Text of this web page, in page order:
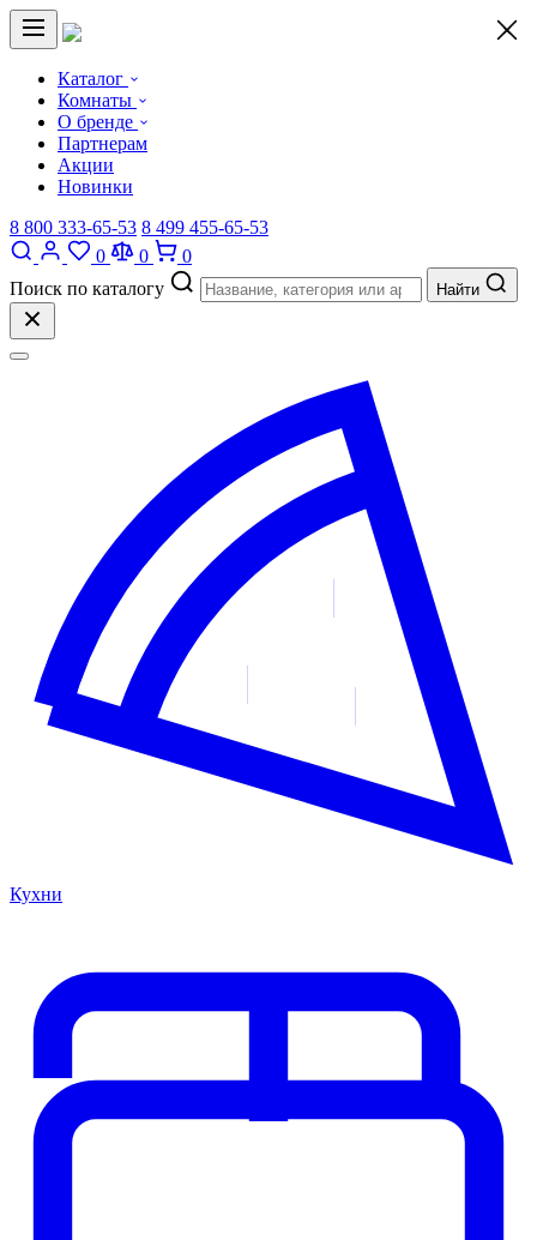
Каталог
Комнаты
О бренде
Партнерам
Акции
Новинки
8 800 333-65-53 8 499 455-65-53
0
0
0
Поиск по каталогу
Найти
Кухни
×